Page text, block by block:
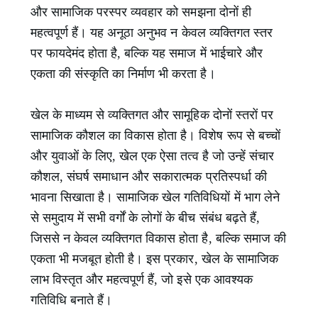
और सामाजिक परस्पर व्यवहार को समझना दोनों ही
महत्वपूर्ण हैं। यह अनूठा अनुभव न केवल व्यक्तिगत स्तर
पर फायदेमंद होता है, बल्कि यह समाज में भाईचारे और
एकता की संस्कृति का निर्माण भी करता है।
खेल के माध्यम से व्यक्तिगत और सामूहिक दोनों स्तरों पर
सामाजिक कौशल का विकास होता है। विशेष रूप से बच्चों
और युवाओं के लिए, खेल एक ऐसा तत्व है जो उन्हें संचार
कौशल, संघर्ष समाधान और सकारात्मक प्रतिस्पर्धा की
भावना सिखाता है। सामाजिक खेल गतिविधियों में भाग लेने
से समुदाय में सभी वर्गों के लोगों के बीच संबंध बढ़ते हैं,
जिससे न केवल व्यक्तिगत विकास होता है, बल्कि समाज की
एकता भी मजबूत होती है। इस प्रकार, खेल के सामाजिक
लाभ विस्तृत और महत्वपूर्ण हैं, जो इसे एक आवश्यक
गतिविधि बनाते हैं।